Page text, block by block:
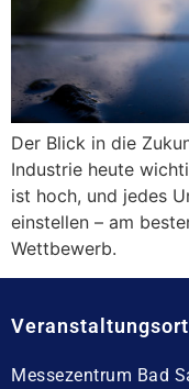
Der Blick in die
Industrie heute
ist hoch, und jedes
einstellen – am
Wettbewerb.
Veranstaltungsort
Messezentrum Bad